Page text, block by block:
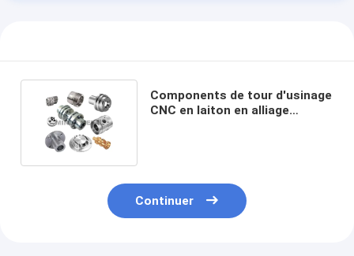
Components de tour d'usinage
CNC en laiton en alliage
Continuer